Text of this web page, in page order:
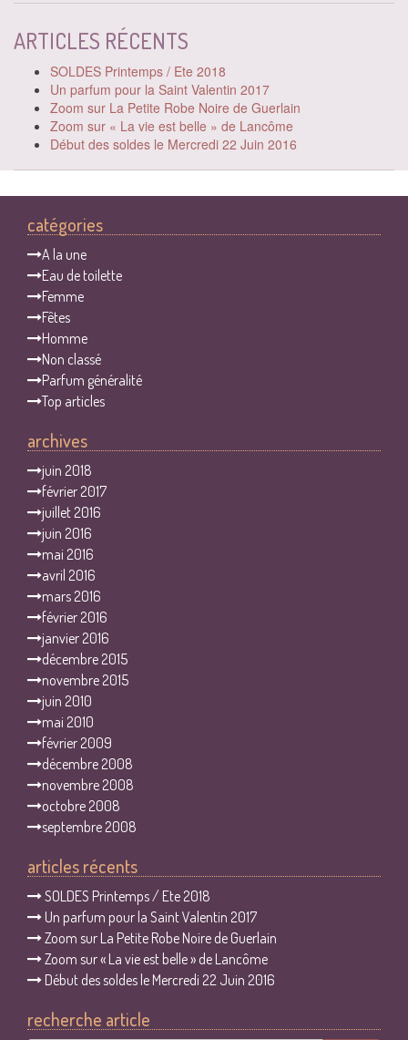
ARTICLES RÉCENTS
SOLDES Printemps / Ete 2018
Un parfum pour la Saint Valentin 2017
Zoom sur La Petite Robe Noire de Guerlain
Zoom sur « La vie est belle » de Lancôme
Début des soldes le Mercredi 22 Juin 2016
catégories
A la une
Eau de toilette
Femme
Fêtes
Homme
Non classé
Parfum généralité
Top articles
archives
juin 2018
février 2017
juillet 2016
juin 2016
mai 2016
avril 2016
mars 2016
février 2016
janvier 2016
décembre 2015
novembre 2015
juin 2010
mai 2010
février 2009
décembre 2008
novembre 2008
octobre 2008
septembre 2008
articles récents
SOLDES Printemps / Ete 2018
Un parfum pour la Saint Valentin 2017
Zoom sur La Petite Robe Noire de Guerlain
Zoom sur « La vie est belle » de Lancôme
Début des soldes le Mercredi 22 Juin 2016
recherche article